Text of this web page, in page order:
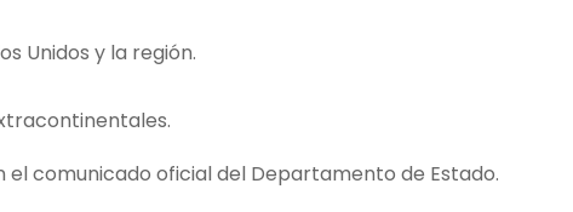
Unidos y la región.
comunicado oficial del Departamento de Estado.